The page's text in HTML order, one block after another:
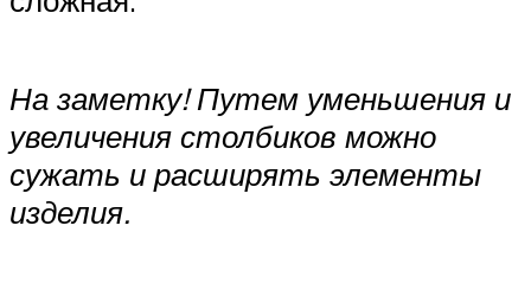
На заметку! Путем уменьшения и
увеличения столбиков можно
сужать и расширять элементы
изделия.